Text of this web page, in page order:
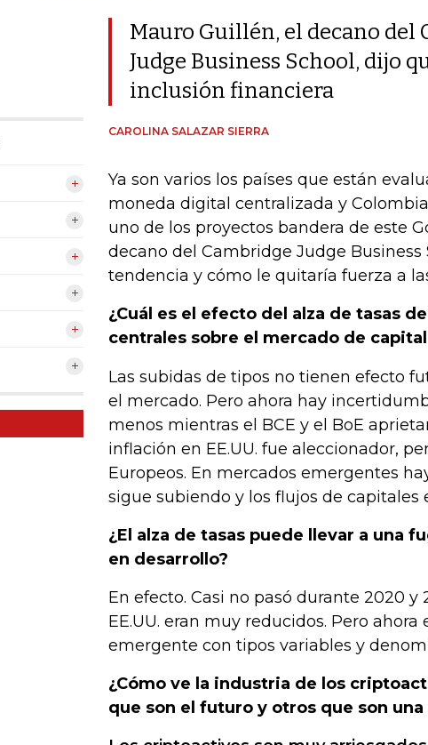
Mauro Guillén, el decano del
Judge Business School, dijo
inclusión financiera
CAROLINA SALAZAR SIERRA
Ya son varios los países que están
moneda digital centralizada y
uno de los proyectos bandera de este
decano del Cambridge Judge Business
tendencia y cómo le quitaría fuerza a
¿Cuál es el efecto del alza de tasas
centrales sobre el mercado de
Las subidas de tipos no tienen efecto
el mercado. Pero ahora hay
menos mientras el BCE y el BoE
inflación en EE.UU. fue aleccionador,
Europeos. En mercados emergentes
sigue subiendo y los flujos de capitales
¿El alza de tasas puede llevar a una
en desarrollo?
En efecto. Casi no pasó durante 2020
EE.UU. eran muy reducidos. Pero
emergente con tipos variables y
¿Cómo ve la industria de los
que son el futuro y otros que son